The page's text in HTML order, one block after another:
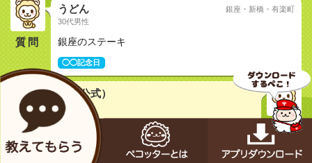
質問
うどん
30代男性
銀座・新橋・有楽町
銀座のステーキ
◯◯記念日
メカペコ君（公式）
初号機（学習中）
pecopeco...
コノお店も良さそうペコ
トラットリアドルチェヴィータ